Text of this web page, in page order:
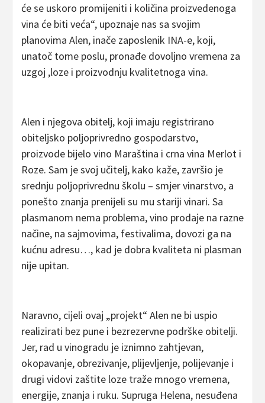
će se uskoro promijeniti i količina proizvedenoga
vina će biti veća“, upoznaje nas sa svojim
planovima Alen, inače zaposlenik INA-e, koji,
unatoč tome poslu, pronađe dovoljno vremena za
uzgoj ,loze i proizvodnju kvalitetnoga vina.
Alen i njegova obitelj, koji imaju registrirano
obiteljsko poljoprivredno gospodarstvo,
proizvode bijelo vino Maraština i crna vina Merlot i
Roze. Sam je svoj učitelj, kako kaže, završio je
srednju poljoprivrednu školu – smjer vinarstvo, a
ponešto znanja prenijeli su mu stariji vinari. Sa
plasmanom nema problema, vino prodaje na razne
načine, na sajmovima, festivalima, dovozi ga na
kućnu adresu…, kad je dobra kvaliteta ni plasman
nije upitan.
Naravno, cijeli ovaj „projekt“ Alen ne bi uspio
realizirati bez pune i bezrezervne podrške obitelji.
Jer, rad u vinogradu je iznimno zahtjevan,
okopavanje, obrezivanje, plijevljenje, polijevanje i
drugi vidovi zaštite loze traže mnogo vremena,
energije, znanja i ruku. Supruga Helena, nesuđena